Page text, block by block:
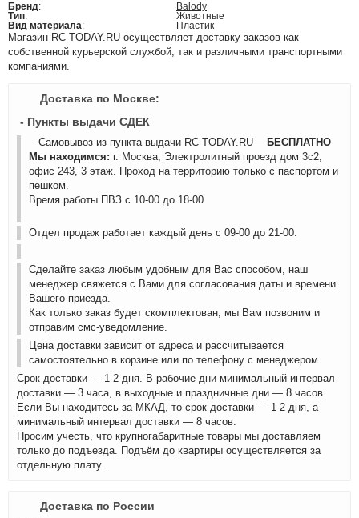
Бренд:
Balody
Тип:
Животные
Вид материала: Пластик
Магазин RC-TODAY.RU осуществляет доставку заказов как
собственной курьерской службой, так и различными транспортными
компаниями.
Доставка по Москве:
- Пункты выдачи СДЕК
- Самовывоз из пункта выдачи RC-TODAY.RU —БЕСПЛАТНО
Мы находимся: г. Москва, Электролитный проезд дом 3с2,
офис 243, 3 этаж. Проход на территорию только с паспортом и
пешком.
Время работы ПВЗ с 10-00 до 18-00
Отдел продаж работает каждый день с 09-00 до 21-00.
Сделайте заказ любым удобным для Вас способом, наш
менеджер свяжется с Вами для согласования даты и времени
Вашего приезда.
Как только заказ будет скомплектован, мы Вам позвоним и
отправим смс-уведомление.
Цена доставки зависит от адреса и рассчитывается
самостоятельно в корзине или по телефону с менеджером.
Срок доставки — 1-2 дня. В рабочие дни минимальный интервал
доставки — 3 часа, в выходные и праздничные дни — 8 часов.
Если Вы находитесь за МКАД, то срок доставки — 1-2 дня, а
минимальный интервал доставки — 8 часов.
Просим учесть, что крупногабаритные товары мы доставляем
только до подъезда. Подъём до квартиры осуществляется за
отдельную плату.
Доставка по России